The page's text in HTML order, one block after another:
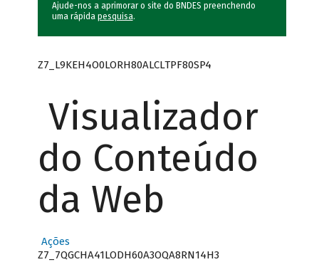
Ajude-nos a aprimorar o site do BNDES preenchendo
uma rápida pesquisa.
Z7_L9KEH4O0LORH80ALCLTPF80SP4
Visualizador
do Conteúdo
da Web
Ações
Z7_7QGCHA41LODH60A3OQA8RN14H3